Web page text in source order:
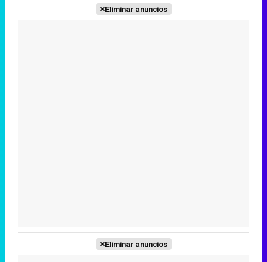
'120 Minutos' celebra sus 2.000 programas en Telemadrid con un vídeo del día a día en la redacción
Eliminar anuncios
Eliminar anuncios